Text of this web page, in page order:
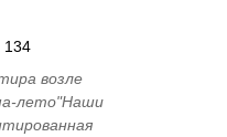
134
возле
лето"Наши